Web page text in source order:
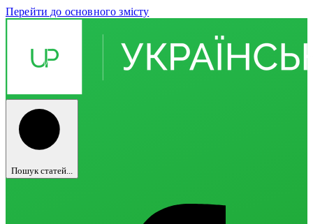
Перейти до основного змісту
Пошук статей...